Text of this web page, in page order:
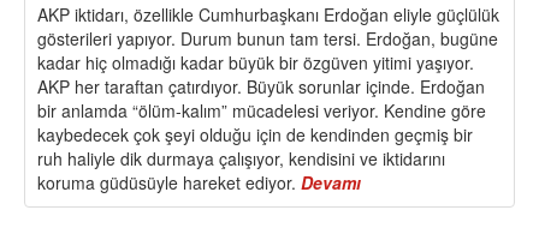
AKP iktidarı, özellikle Cumhurbaşkanı Erdoğan eliyle güçlülük
gösterileri yapıyor. Durum bunun tam tersi. Erdoğan, bugüne
kadar hiç olmadığı kadar büyük bir özgüven yitimi yaşıyor.
AKP her taraftan çatırdıyor. Büyük sorunlar içinde. Erdoğan
bir anlamda “ölüm-kalım” mücadelesi veriyor. Kendine göre
kaybedecek çok şeyi olduğu için de kendinden geçmiş bir
ruh haliyle dik durmaya çalışıyor, kendisini ve iktidarını
koruma güdüsüyle hareket ediyor. Devamı
İktidar